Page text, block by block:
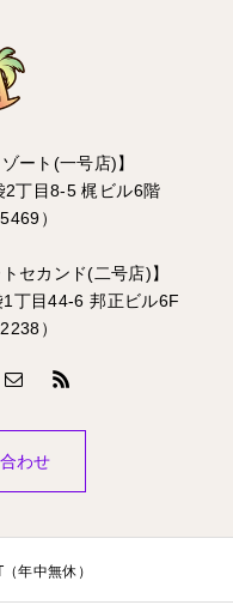
ート(一号店)】
2丁目8-5 梶ビル6階
）
セカンド(二号店)】
丁目44-6 邦正ビル6F
）
わせ
年中無休）